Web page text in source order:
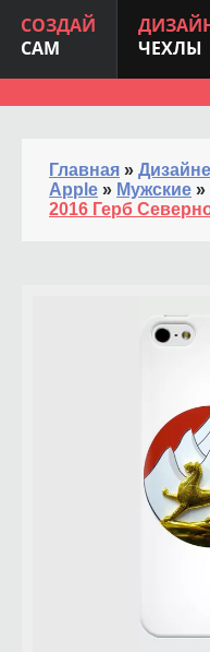
СОЗДАЙ
САМ
ЧЕХЛЫ
Главная »
Apple » Мужские »
2016 Герб